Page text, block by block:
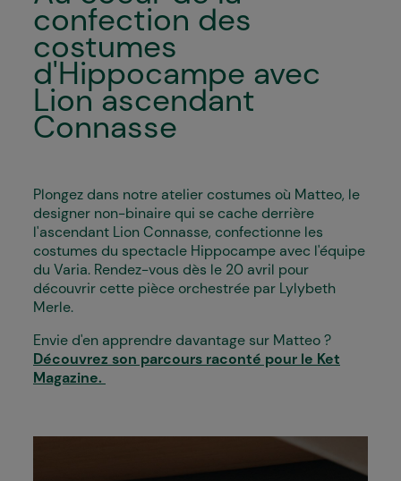
confection des
costumes
d'Hippocampe avec
Lion ascendant
Connasse
Plongez dans notre atelier costumes où Matteo, le
designer non-binaire qui se cache derrière
l'ascendant Lion Connasse, confectionne les
costumes du spectacle Hippocampe avec l'équipe
du Varia. Rendez-vous dès le 20 avril pour
découvrir cette pièce orchestrée par Lylybeth
Merle.
Envie d'en apprendre davantage sur Matteo ?
Découvrez son parcours raconté pour le Ket
Magazine.